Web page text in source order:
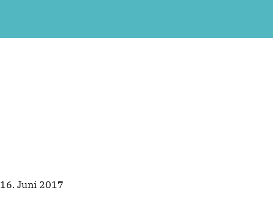
16. Juni 2017